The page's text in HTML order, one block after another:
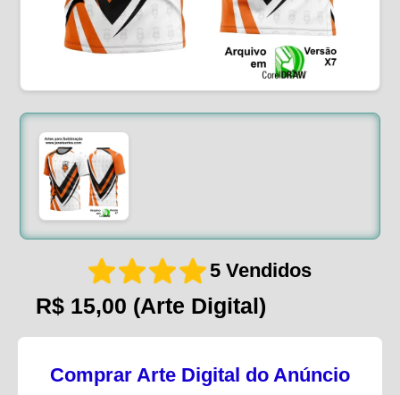
5 Vendidos
R$ 15,00 (Arte Digital)
Comprar Arte Digital do Anúncio